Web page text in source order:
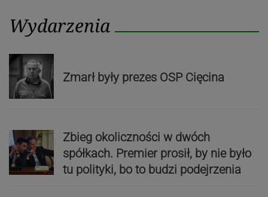
Wydarzenia
Zmarł były prezes OSP Cięcina
Zbieg okoliczności w dwóch
spółkach. Premier prosił, by nie było
tu polityki, bo to budzi podejrzenia